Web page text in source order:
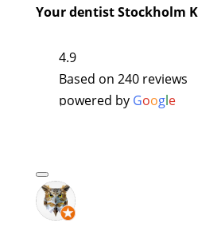
Your dentist Stockholm
4.9
Based on 240 reviews
powered by Google